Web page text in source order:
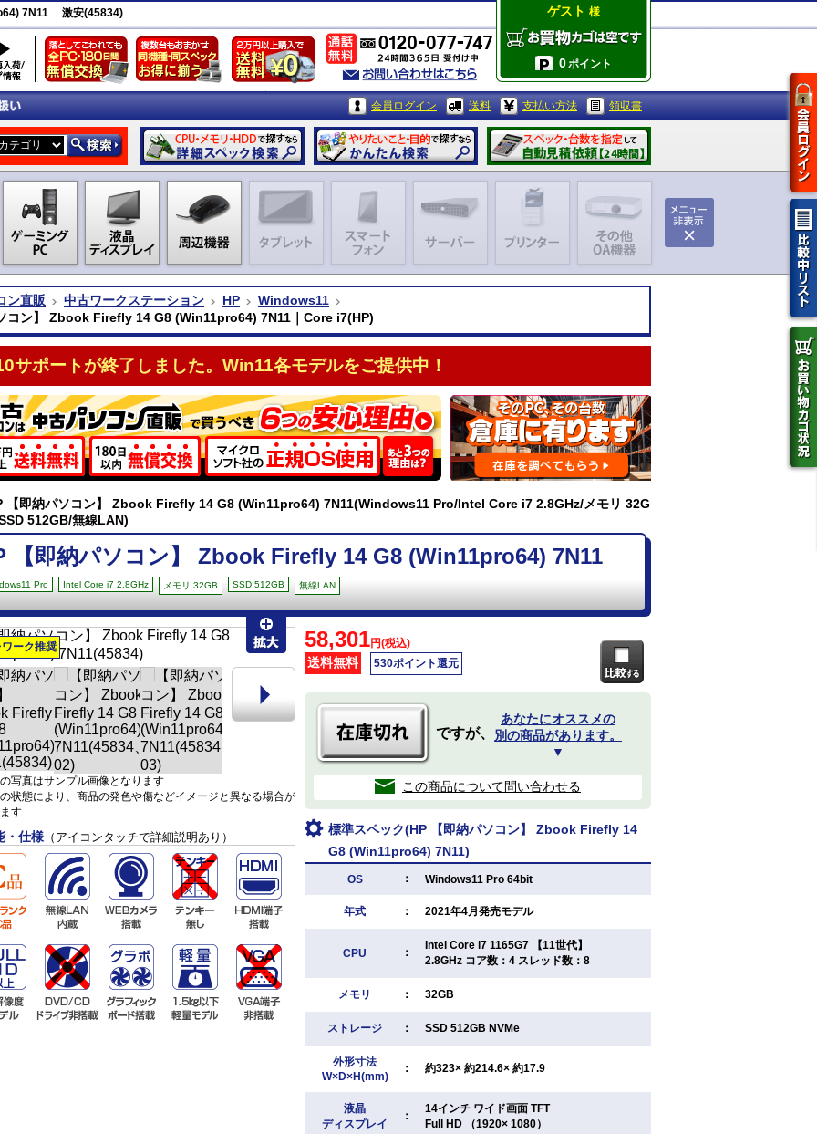
7N11 激安(45834) ゲスト 様
0ポイント
会員ログイン 送料 支払い方法 領収書
ン直販 中古ワークステーション HP
Windows11
コン】 Zbook Firefly 14 G8 (Win11pro64) 7N11｜Core i7(HP)
サポートが終了しました。Win11各モデルをご提供中！
【即納パソコン】 Zbook Firefly 14 G8 (Win11pro64) 7N11(Windows11 Pro/Intel Core i7 2.8GHz/メモリ 32G
512GB/無線LAN)
【即納パソコン】 Zbook Firefly 14 G8 (Win11pro64) 7N11
Pro Intel Core i7 2.8GHz メモリ 32GB SSD 512GB 無線LAN
ーク推奨
写真はサンプル画像となります
状態により、商品の発色や傷などイメージと異なる場合が
す
・仕様 （アイコンタッチで詳細説明あり）
58,301円(税込)
送料無料 530ポイント還元
ですが、
あなたにオススメの
別の商品があります。
▼
この商品について問い合わせる
標準スペック(HP 【即納パソコン】 Zbook Firefly 14
G8 (Win11pro64) 7N11)
OS ： Windows11 Pro 64bit
年式 ： 2021年4月発売モデル
CPU ：
Intel Core i7 1165G7 【11世代】
2.8GHz コア数：4 スレッド数：8
メモリ ： 32GB
ストレージ ： SSD 512GB NVMe
外形寸法
W×D×H(mm)
： 約323× 約214.6× 約17.9
液晶
ディスプレイ
：
14インチ ワイド画面 TFT
Full HD （1920× 1080）